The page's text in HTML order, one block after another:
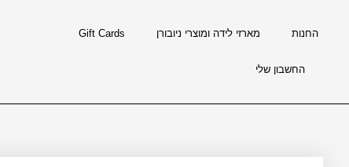
החנות מארזי לידה ומוצרי ניובורן Gift Cards
החשבון שלי